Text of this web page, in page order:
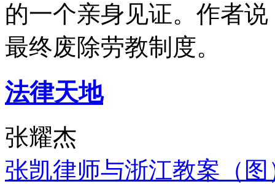
的一个亲身见证。作者
最终废除劳教制度。
法律天地
张耀杰
张凯律师与浙江教案（图